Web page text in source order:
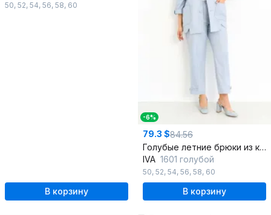
50, 52, 54, 56, 58, 60
В корзину
-6%
79.3 $84.56
Голубые летние брюки из костюмной ткани с резинкой
IVA 1601 голубой
50, 52, 54, 56, 58, 60
В корзину